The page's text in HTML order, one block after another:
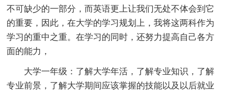
不可缺少的一部分，而英语更上让我们无处不体会到它
的重要，因此，在大学的学习规划上，我将这两科作为
学习的重中之重。在学习的同时，还努力提高自己各方
面的能力，
大学一年级：了解大学年活，了解专业知识，了解
专业前景，了解大学期间应该掌握的技能以及以后就业